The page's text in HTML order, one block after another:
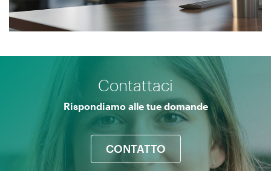
UManresa
Contattaci
Rispondiamo alle tue domande
CONTATTO